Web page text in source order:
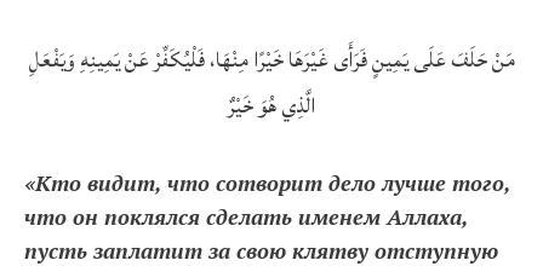
مَنْ حَلَفَ عَلَى يَمِينٍ فَرَأَى غَيْرَهَا خَيْرًا مِنْهَا، فَلْيُكَفِّرْ عَنْ يَمِينِهِ وَيَفْعَلِ
الَّذِي هُوَ خَيْرٌ
«Кто видит, что сотворит дело лучше того,
что он поклялся сделать именем Аллаха,
пусть заплатит за свою клятву отступную